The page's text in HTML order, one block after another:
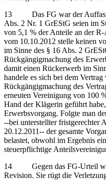
13 Das FG war der
Abs. 2 Nr. 1 GrEStG seien im
von 5,1 % der Anteile an der
vom 10.10.2012 stelle keinen
im Sinne des § 16 Abs. 2
Rückgängigmachung des
damit einen Rückerwerb im
handele es sich bei dem
Rückgängigmachung des
erneuten Vereinigung von 100
Hand der Klägerin geführt
Erwerbsvorgang. Folgte man
‑‑bei unterstellter fristgerechter
20.12.2011‑‑ der gesamte
belastet, obwohl im Ergebnis
steuerpflichtige
14 Gegen das FG-Urteil
Revision. Sie rügt die